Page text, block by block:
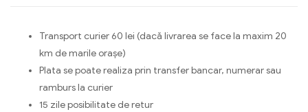
Transport curier 60 lei (dacă livrarea se face la maxim 20
km de marile orașe)
Plata se poate realiza prin transfer bancar, numerar sau
ramburs la curier
15 zile posibilitate de retur